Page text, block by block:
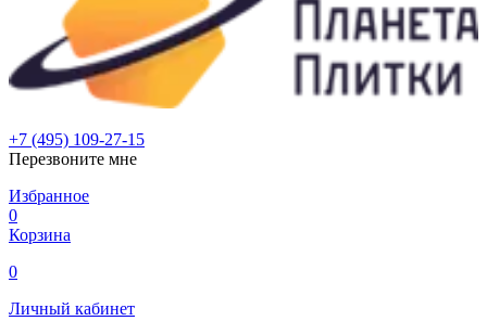
+7 (495) 109-27-15
Перезвоните мне
Избранное
0
Корзина
0
Личный кабинет